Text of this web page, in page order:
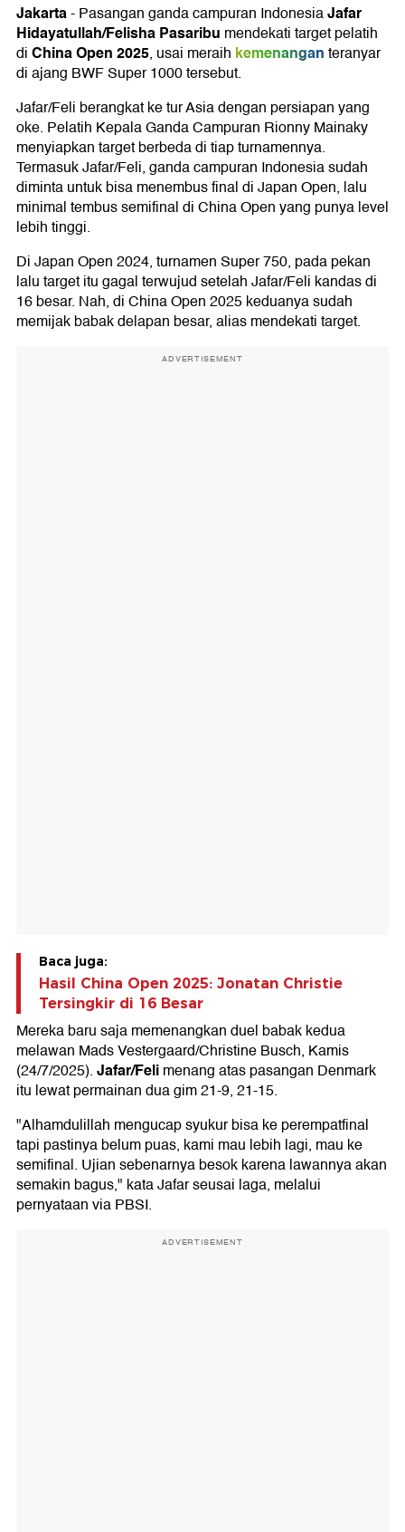
Jakarta-Pasangan ganda campuran IndonesiaJafar
Hidayatullah/Felisha Pasaribu mendekati target pelatih
diChina Open 2025, usai meraih kemenanganteranyar
di ajang BWF Super 1000 tersebut.
Jafar/Feli berangkat ke tur Asia dengan persiapan yang
oke. Pelatih Kepala Ganda Campuran Rionny Mainaky
menyiapkan target berbeda di tiap turnamennya.
Termasuk Jafar/Feli, ganda campuran Indonesia sudah
diminta untuk bisa menembus final di Japan Open, lalu
minimal tembus semifinal di China Open yang punya level
lebih tinggi.
Di Japan Open 2024, turnamen Super 750, pada pekan
lalu target itu gagal terwujud setelah Jafar/Feli kandas di
16 besar. Nah, di China Open 2025 keduanya sudah
memijak babak delapan besar, alias mendekati target.
ADVERTISEMENT
Baca juga:
Hasil China Open 2025: Jonatan Christie
Tersingkir di 16 Besar
Mereka baru saja memenangkan duel babak kedua
melawan Mads Vestergaard/Christine Busch, Kamis
(24/7/2025).Jafar/Felimenang atas pasangan Denmark
itu lewat permainan dua gim 21-9, 21-15.
"Alhamdulillah mengucap syukur bisa ke perempatfinal
tapi pastinya belum puas, kami mau lebih lagi, mau ke
semifinal. Ujian sebenarnya besok karena lawannya akan
semakin bagus," kata Jafar seusai laga, melalui
pernyataan via PBSI.
ADVERTISEMENT